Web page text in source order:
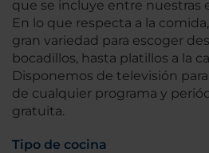
que se incluye entre nuestras
En lo que respecta a la
gran variedad para escoger
bocadillos, hasta platillos a la
Disponemos de televisión
de cualquier programa y
gratuita.
Tipo de cocina